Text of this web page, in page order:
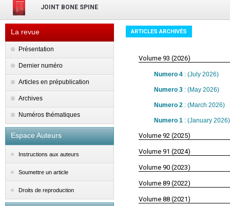
JOINT BONE SPINE
La revue
Présentation
Dernier numéro
Articles en prépublication
Archives
Numéros thématiques
Espace Auteurs
Instructions aux auteurs
Soumettre un article
Droits de reproduction
ARTICLES ARCHIVÉS
Volume 93 (2026)
Numero 4 : (July 2026)
Numero 3 : (May 2026)
Numero 2 : (March 2026)
Numero 1 : (January 2026)
Volume 92 (2025)
Volume 91 (2024)
Volume 90 (2023)
Volume 89 (2022)
Volume 88 (2021)